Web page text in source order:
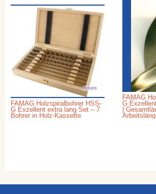
FAMAG Holzspiralbohrer HSS-
G Exzellent extra lang Set – 7
Bohrer in Holz-Kassette
FAMAG
G
|